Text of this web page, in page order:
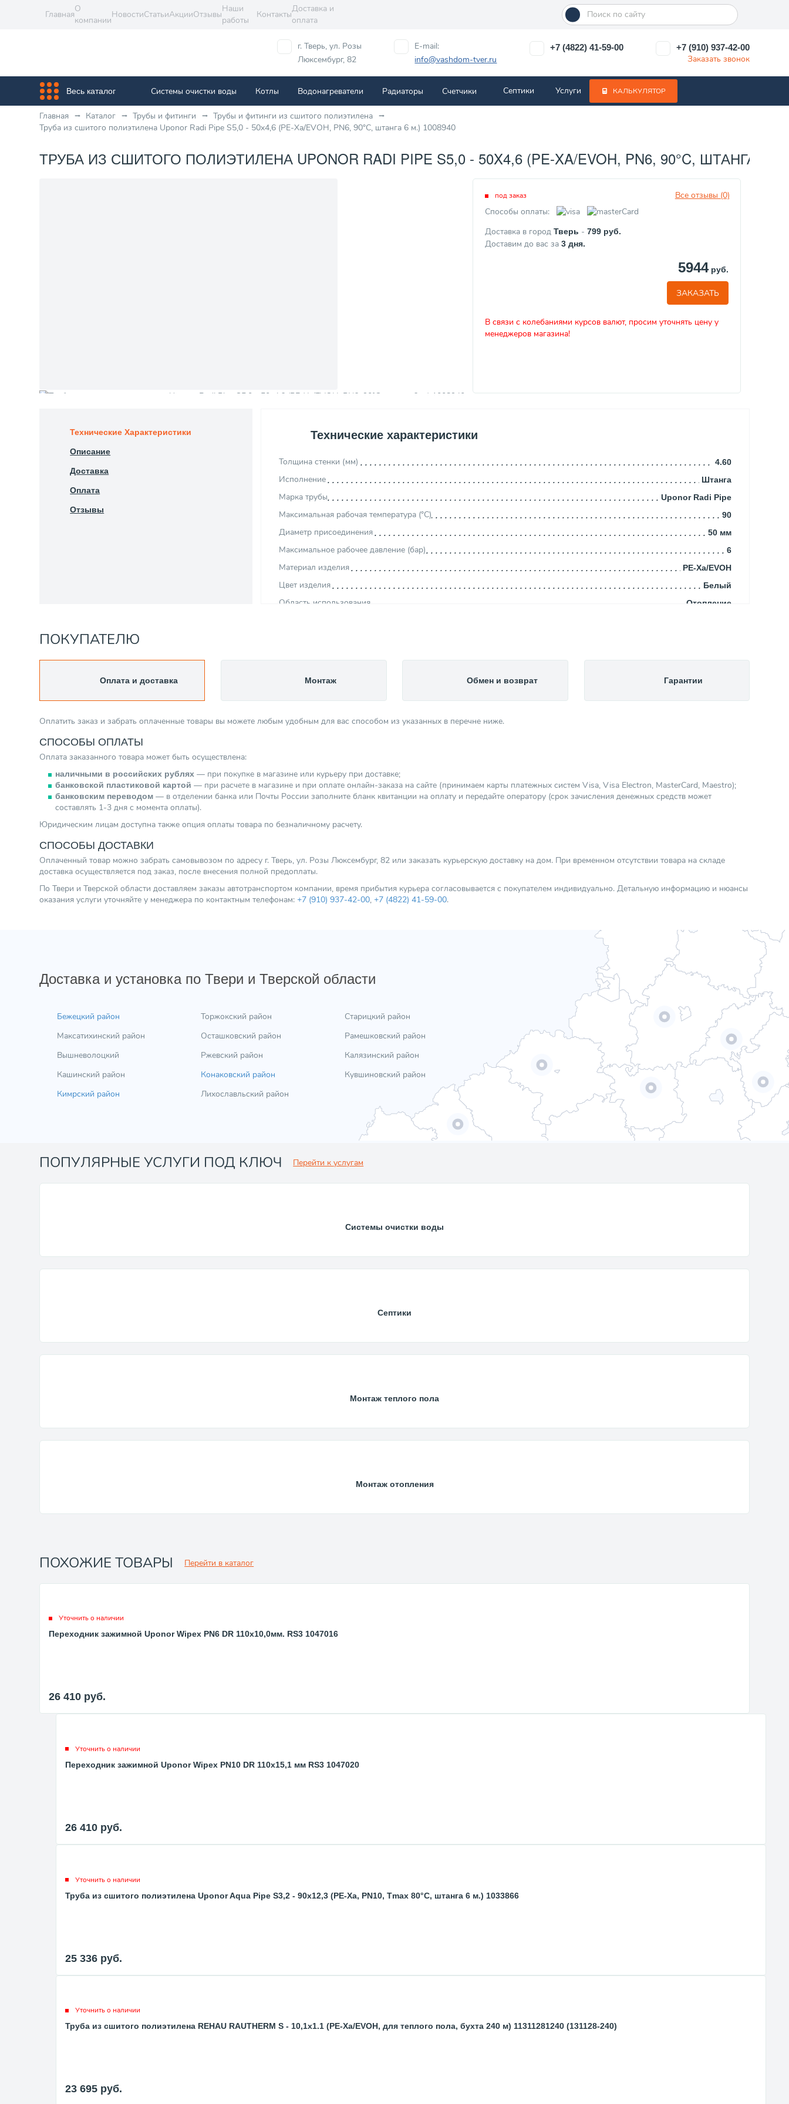
Главная
О
компании
НовостиСтатьиАкцииОтзывы
Наши
работы
Контакты
Доставка и
оплата
г. Тверь, ул. Розы
Люксембург, 82
E-mail:
info@vashdom-tver.ru
+7 (4822) 41-59-00 +7 (910) 937-42-00
Заказать звонок
Весь каталог Системы очистки воды Котлы Водонагреватели Радиаторы Cчетчики Септики Услуги КАЛЬКУЛЯТОР
Главная Каталог Трубы и фитинги
Трубы и фитинги из сшитого полиэтилена
Труба из сшитого полиэтилена Uponor Radi Pipe S5,0 - 50x4,6 (PE-Xa/EVOH, PN6, 90°C, штанга 6 м.) 1008940
ТРУБА ИЗ СШИТОГО ПОЛИЭТИЛЕНА UPONOR RADI PIPE S5,0 - 50X4,6 (PE-XA/EVOH, PN6, 90°C, ШТАНГА 6
Все отзывы (0)
под заказ
Способы оплаты:
Доставка в город Тверь - 799 руб.
Доставим до вас за 3 дня.
5944руб.
ЗАКАЗАТЬ
В связи с колебаниями курсов валют, просим уточнять цену у
менеджеров магазина!
Технические Характеристики Технические характеристики
Толщина стенки (мм) 4.60
Исполнение Штанга
Марка трубы Uponor Radi Pipe
Максимальная рабочая температура (°С) 90
Диаметр присоединения 50 мм
Максимальное рабочее давление (бар) 6
Материал изделия PE-Xa/EVOH
Цвет изделия Белый
Область использования Отопление
Длина (м)
Категория
Описание
Доставка
Оплата
Отзывы
ПОКУПАТЕЛЮ
Оплата и доставка
Оплатить заказ и забрать оплаченные товары вы можете любым удобным для вас способом из указанных в перечне ниже.
СПОСОБЫ ОПЛАТЫ
Оплата заказанного товара может быть осуществлена:
наличными в российских рублях — при покупке в магазине или курьеру при доставке;
банковской пластиковой картой — при расчете в магазине и при оплате онлайн-заказа на сайте (принимаем карты платежных систем Visa, Visa Electron, MasterCard, Maestro);
банковским переводом — в отделении банка или Почты России заполните бланк квитанции на оплату и передайте оператору (срок зачисления денежных средств может
составлять 1-3 дня с момента оплаты).
Юридическим лицам доступна также опция оплаты товара по безналичному расчету.
СПОСОБЫ ДОСТАВКИ
Оплаченный товар можно забрать самовывозом по адресу г. Тверь, ул. Розы Люксембург, 82 или заказать курьерскую доставку на дом. При временном отсутствии товара на складе
доставка осуществляется под заказ, после внесения полной предоплаты.
По Твери и Тверской области доставляем заказы автотранспортом компании, время прибытия курьера согласовывается с покупателем индивидуально. Детальную информацию и нюансы
оказания услуги уточняйте у менеджера по контактным телефонам: +7 (910) 937-42-00, +7 (4822) 41-59-00.
Монтаж Обмен и возврат Гарантии
Доставка и установка по Твери и Тверской области
Бежецкий район
Максатихинский район
Вышневолоцкий
Кашинский район
Кимрский район
Торжокский район
Осташковский район
Ржевский район
Конаковский район
Лихославльский район
Старицкий район
Рамешковский район
Калязинский район
Кувшиновский район
ПОПУЛЯРНЫЕ УСЛУГИ ПОД КЛЮЧ Перейти к услугам
Системы очистки воды
Септики
Монтаж теплого пола
Монтаж отопления
ПОХОЖИЕ ТОВАРЫ Перейти в каталог
Уточнить о наличии
Переходник зажимной Uponor Wipex PN6 DR 110x10,0мм. RS3 1047016
26 410 руб.
Уточнить о наличии
Переходник зажимной Uponor Wipex PN10 DR 110x15,1 мм RS3 1047020
26 410 руб.
Уточнить о наличии
Труба из сшитого полиэтилена Uponor Aqua Pipe S3,2 - 90x12,3 (PE-Xa, PN10, Tmax 80°C, штанга 6 м.) 1033866
25 336 руб.
Уточнить о наличии
Труба из сшитого полиэтилена REHAU RAUTHERM S - 10,1x1.1 (PE-Xa/EVOH, для теплого пола, бухта 240 м) 11311281240 (131128-240)
23 695 руб.